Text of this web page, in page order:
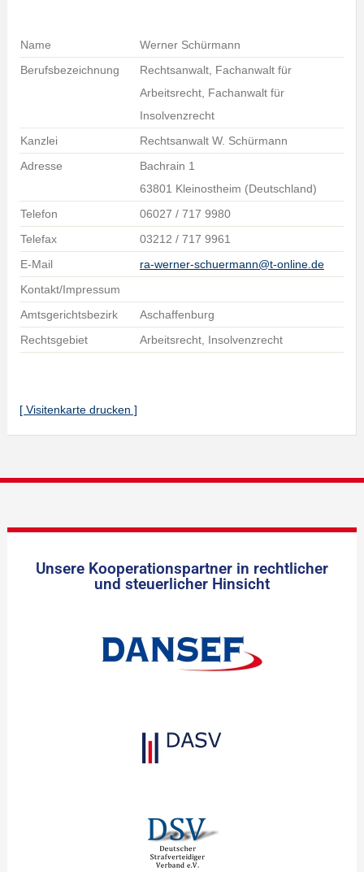
Name
Werner Schürmann
Berufsbezeichnung
Rechtsanwalt, Fachanwalt für
Arbeitsrecht, Fachanwalt für
Insolvenzrecht
Kanzlei
Rechtsanwalt W. Schürmann
Adresse
Bachrain 1
63801 Kleinostheim (Deutschland)
Telefon
06027 / 717 9980
Telefax
03212 / 717 9961
E-Mail
ra-werner-schuermann@t-online.de
Kontakt/Impressum
Amtsgerichtsbezirk
Aschaffenburg
Rechtsgebiet
Arbeitsrecht, Insolvenzrecht
[ Visitenkarte drucken ]
Unsere Kooperationspartner in rechtlicher
und steuerlicher Hinsicht